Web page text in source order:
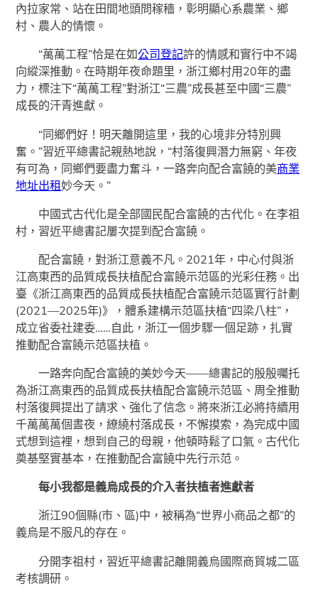
內拉家常、站在田間地頭問稼穡，彰明顯心系農業、鄉
村、農人的情懷。
“萬萬工程”恰是在如公司登記許的情感和實行中不竭
向縱深推動。在時期年夜命題里，浙江鄉村用20年的盡
力，標注下“萬萬工程”對浙江“三農”成長甚至中國“三農”
成長的汗青進獻。
“同鄉們好！明天離開這里，我的心境非分特別興
奮。”習近平總書記親熱地說，“村落復興潛力無窮、年夜
有可為，同鄉們要盡力奮斗，一路奔向配合富饒的美商業
地址出租妙今天。”
中國式古代化是全部國民配合富饒的古代化。在李祖
村，習近平總書記屢次提到配合富饒。
配合富饒，對浙江意義不凡。2021年，中心付與浙
江高東西的品質成長扶植配合富饒示范區的光彩任務。出
臺《浙江高東西的品質成長扶植配合富饒示范區實行計劃
(2021—2025年)》，體系建構示范區扶植“四梁八柱”，
成立省委社建委……自此，浙江一個步驟一個足跡，扎實
推動配合富饒示范區扶植。
一路奔向配合富饒的美妙今天——總書記的殷殷囑托
為浙江高東西的品質成長扶植配合富饒示范區、周全推動
村落復興提出了請求、強化了信念。將來浙江必將持續用
千萬萬萬個晝夜，繚繞村落成長，不懈摸索，為完成中國
式想到這裡，想到自己的母親，他頓時鬆了口氣。古代化
奠基堅實基本，在推動配合富饒中先行示范。
每小我都是義烏成長的介入者扶植者進獻者
浙江90個縣(市、區)中，被稱為“世界小商品之都”的
義烏是不服凡的存在。
分開李祖村，習近平總書記離開義烏國際商貿城二區
考核調研。